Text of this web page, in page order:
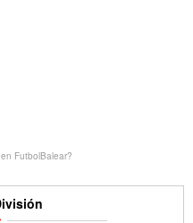
FutbolBalear?